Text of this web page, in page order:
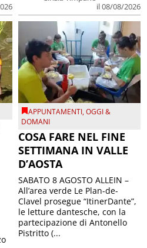
il 08/08/2026
APPUNTAMENTI,OGGI &
DOMANI
COSA FARE NEL FINE
SETTIMANA IN VALLE
D’AOSTA
SABATO 8 AGOSTO ALLEIN –
All’area verde Le Plan-de-
Clavel prosegue “ItinerDante”,
le letture dantesche, con la
partecipazione di Antonello
Pistritto (...